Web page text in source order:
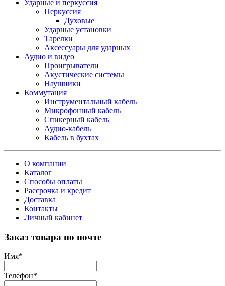
Ударные и перкуссия
Перкуссия
Духовые
Ударные установки
Тарелки
Аксессуары для ударных
Аудио и видео
Проигрыватели
Акустические системы
Наушники
Коммутация
Инструментальный кабель
Микрофонный кабель
Спикерный кабель
Аудио-кабель
Кабель в бухтах
О компании
Каталог
Способы оплаты
Рассрочка и кредит
Доставка
Контакты
Личный кабинет
Заказ товара по почте
Имя*
Телефон*